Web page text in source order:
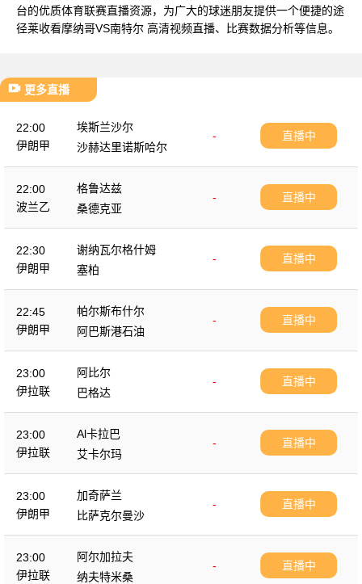
台的优质体育联赛直播资源，为广大的球迷朋友提供一个便捷的途
径莱收看摩纳哥VS南特尔 高清视频直播、比赛数据分析等信息。
更多直播
22:00
伊朗甲
埃斯兰沙尔
-
沙赫达里诺斯哈尔
直播中
22:00
波兰乙
格鲁达兹
-
桑德克亚
直播中
22:30
伊朗甲
谢纳瓦尔格什姆
-
塞柏
直播中
22:45
伊朗甲
帕尔斯布什尔
-
阿巴斯港石油
直播中
23:00
伊拉联
阿比尔
-
巴格达
直播中
23:00
伊拉联
Al卡拉巴
-
艾卡尔玛
直播中
23:00
伊朗甲
加奇萨兰
-
比萨克尔曼沙
直播中
23:00
伊拉联
阿尔加拉夫
-
纳夫特米桑
直播中